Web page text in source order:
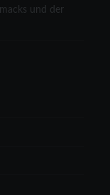
und der